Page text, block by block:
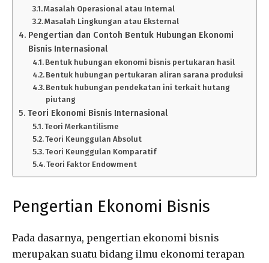
Masalah Operasional atau Internal
Masalah Lingkungan atau Eksternal
Pengertian dan Contoh Bentuk Hubungan Ekonomi
Bisnis Internasional
Bentuk hubungan ekonomi bisnis pertukaran hasil
Bentuk hubungan pertukaran aliran sarana produksi
Bentuk hubungan pendekatan ini terkait hutang
piutang
Teori Ekonomi Bisnis Internasional
Teori Merkantilisme
Teori Keunggulan Absolut
Teori Keunggulan Komparatif
Teori Faktor Endowment
Pengertian Ekonomi Bisnis
Pada dasarnya, pengertian ekonomi bisnis
merupakan suatu bidang ilmu ekonomi terapan